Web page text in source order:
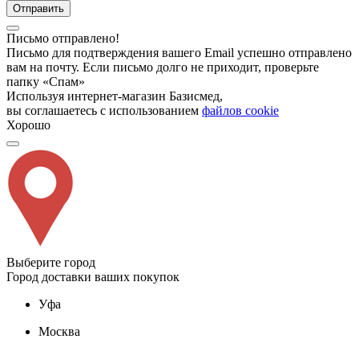
Отправить
Письмо отправлено!
Письмо для подтверждения вашего Email успешно отправлено
вам на почту. Если письмо долго не приходит, проверьте
папку «Спам»
Используя интернет-магазин Базисмед,
вы соглашаетесь с использованием файлов cookie
Хорошо
Выберите город
Город доставки ваших покупок
Уфа
Москва